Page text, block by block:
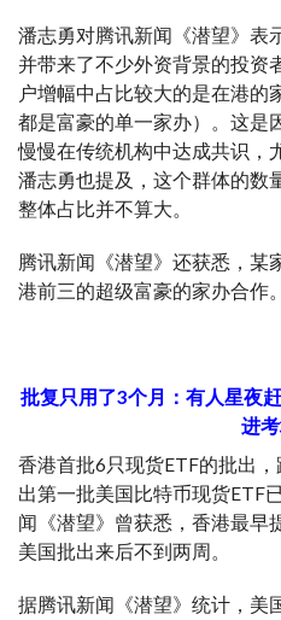
潘志勇对腾讯新闻《潜望》表
并带来了不少外资背景的投资
户增幅中占比较大的是在港的
都是富豪的单一家办）。这是
慢慢在传统机构中达成共识，
潘志勇也提及，这个群体的数
整体占比并不算大。
腾讯新闻《潜望》还获悉，某
港前三的超级富豪的家办合作。
批复只用了3个月：有人星夜
进
香港首批6只现货ETF的批出
出第一批美国比特币现货ETF
闻《潜望》曾获悉，香港最早
美国批出来后不到两周。
据腾讯新闻《潜望》统计，美